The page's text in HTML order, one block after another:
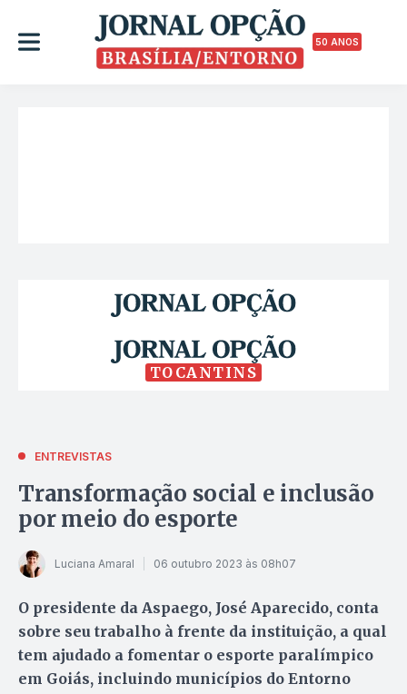
50 ANOS
TOCANTINS
ENTREVISTAS
Transformação social e inclusão
por meio do esporte
Luciana Amaral 06 outubro 2023 às 08h07
O presidente da Aspaego, José Aparecido, conta
sobre seu trabalho à frente da instituição, a qual
tem ajudado a fomentar o esporte paralímpico
em Goiás, incluindo municípios do Entorno